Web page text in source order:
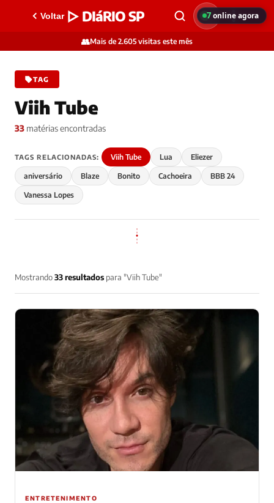
Voltar ▷ DIáRIO SP
👥Mais de 2.605 visitas este mês
TAG
Viih Tube
33 matérias encontradas
TAGS RELACIONADAS: Viih Tube Lua Eliezer
aniversário Blaze Bonito Cachoeira BBB 24
Vanessa Lopes
Mostrando33 resultados para "Viih Tube"
ENTRETENIMENTO
7online agora